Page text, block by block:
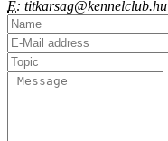
E: titkarsag@kennelclub.hu